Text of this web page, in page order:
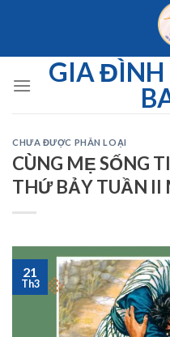
GIA
CHƯA ĐƯỢC PHÂN LOẠI
CÙNG MẸ SỐNG
THỨ BẢY TUẦN II
21
Th3